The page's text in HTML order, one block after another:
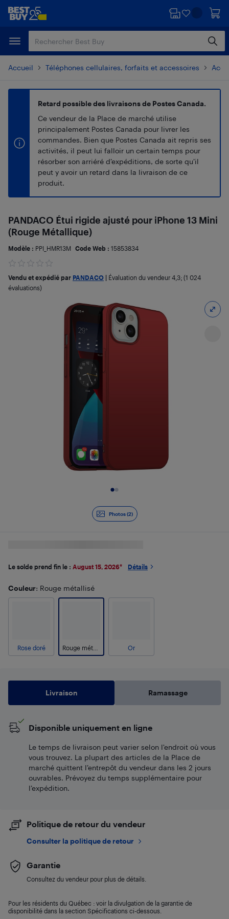
Passer
principal
Passer
Accueil Téléphones cellulaires, forfaits et accessoires
Retard possible des livraisons de Postes Canada.
Ce vendeur de la Place de marché utilise
principalement Postes Canada pour livrer les
commandes. Bien que Postes Canada ait repris ses
activités, il peut lui falloir un certain temps pour
résorber son arriéré d’expéditions, de sorte qu’il
peut y avoir un retard dans la livraison de ce
produit.
Photos (2)
PANDACO Étui rigide ajusté pour iPhone 13 Mini
(Rouge Métallique)
Modèle : PPI_HMR13M Code Web : 15853834
Vendu et expédié par PANDACO Évaluation du vendeur 4,3; (1 024
évaluations)
Le solde prend fin le : August 15, 2026* Détails
Couleur: Rouge métallisé
Rose doré Or
Livraison Ramassage
Disponible uniquement en ligne
Le temps de livraison peut varier selon l'endroit où vous
vous trouvez. La plupart des articles de la Place de
marché quittent l’entrepôt du vendeur dans les 2 jours
ouvrables. Prévoyez du temps supplémentaire pour
l’expédition.
Politique de retour du vendeur
Consulter la politique de retour
Garantie
Consultez du vendeur pour plus de détails.
Pour les résidents du Québec : voir la divulgation de la garantie de
disponibilité dans la section Spécifications ci-dessous.